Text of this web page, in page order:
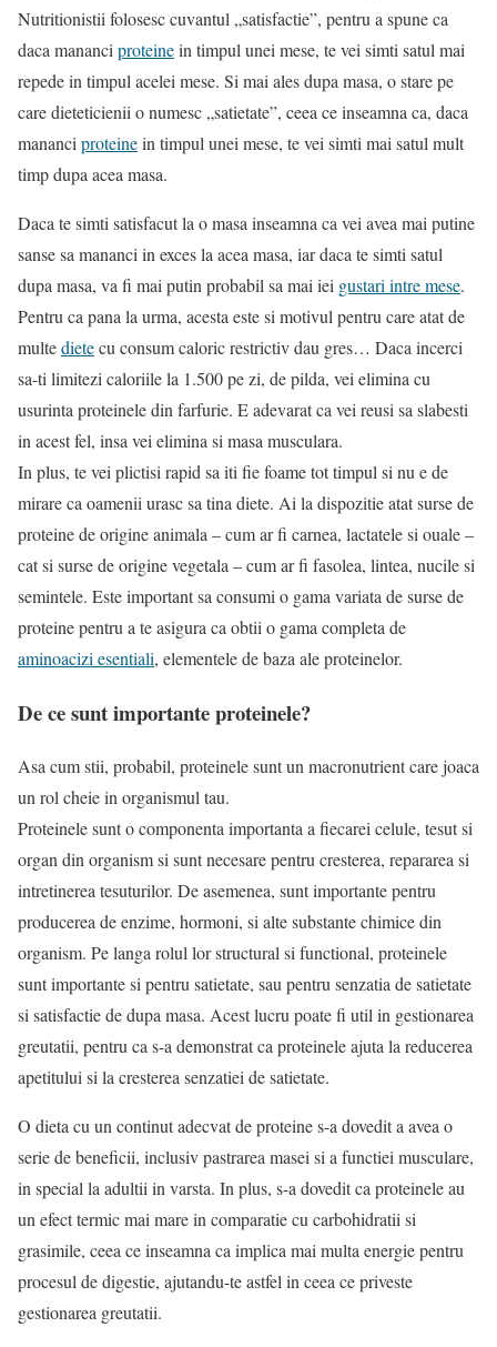
Nutritionistii folosesc cuvantul „satisfactie”, pentru a spune ca
daca mananci proteinein timpul unei mese, te vei simti satul mai
repede in timpul acelei mese. Si mai ales dupa masa, o stare pe
care dieteticienii o numesc „satietate”, ceea ce inseamna ca, daca
mananci proteinein timpul unei mese, te vei simti mai satul mult
timp dupa acea masa.
Daca te simti satisfacut la o masa inseamna ca vei avea mai putine
sanse sa mananci in exces la acea masa, iar daca te simti satul
dupa masa, va fi mai putin probabil sa mai iei gustari intre mese.
Pentru ca pana la urma, acesta este si motivul pentru care atat de
multedietecu consum caloric restrictiv dau gres… Daca incerci
sa-ti limitezi caloriile la 1.500 pe zi, de pilda, vei elimina cu
usurinta proteinele din farfurie. E adevarat ca vei reusi sa slabesti
in acest fel, insa vei elimina si masa musculara.
In plus, te vei plictisi rapid sa iti fie foame tot timpul si nu e de
mirare ca oamenii urasc sa tina diete. Ai la dispozitie atat surse de
proteine de origine animala – cum ar fi carnea, lactatele si ouale –
cat si surse de origine vegetala – cum ar fi fasolea, lintea, nucile si
semintele. Este important sa consumi o gama variata de surse de
proteine pentru a te asigura ca obtii o gama completa de
aminoacizi esentiali, elementele de baza ale proteinelor.
De ce sunt importante proteinele?
Asa cum stii, probabil, proteinele sunt un macronutrient care joaca
un rol cheie in organismul tau.
Proteinele sunt o componenta importanta a fiecarei celule, tesut si
organ din organism si sunt necesare pentru cresterea, repararea si
intretinerea tesuturilor. De asemenea, sunt importante pentru
producerea de enzime, hormoni, si alte substante chimice din
organism. Pe langa rolul lor structural si functional, proteinele
sunt importante si pentru satietate, sau pentru senzatia de satietate
si satisfactie de dupa masa. Acest lucru poate fi util in gestionarea
greutatii, pentru ca s-a demonstrat ca proteinele ajuta la reducerea
apetitului si la cresterea senzatiei de satietate.
O dieta cu un continut adecvat de proteine s-a dovedit a avea o
serie de beneficii, inclusiv pastrarea masei si a functiei musculare,
in special la adultii in varsta. In plus, s-a dovedit ca proteinele au
un efect termic mai mare in comparatie cu carbohidratii si
grasimile, ceea ce inseamna ca implica mai multa energie pentru
procesul de digestie, ajutandu-te astfel in ceea ce priveste
gestionarea greutatii.